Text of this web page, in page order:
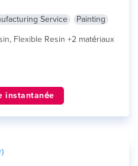
Service
Painting
Flexible Resin +2 matériaux
instantanée